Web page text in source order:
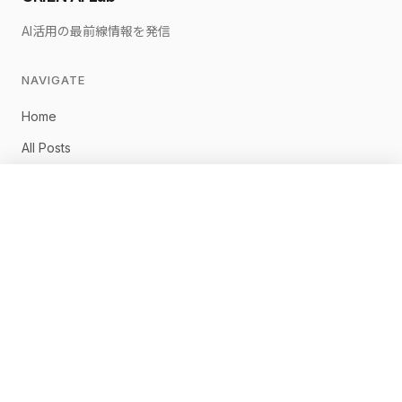
AI活用の最前線情報を発信
NAVIGATE
Home
All Posts